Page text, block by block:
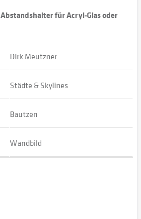
Abstandshalter für Acryl-Glas oder
Dirk Meutzner
Städte & Skylines
Bautzen
Wandbild